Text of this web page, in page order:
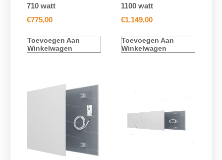
710 watt
€775,00
Toevoegen Aan
Winkelwagen
1100 watt
€1.149,00
Toevoegen Aan
Winkelwagen